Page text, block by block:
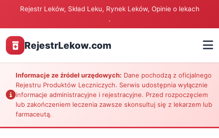
Rejestr Leków, Skład Leku, Rynek Leków, Opinie o lekach
.
RejestrLekow.com
Informacje ze źródeł urzędowych: Dane pochodzą z oficjalnego
Rejestru Produktów Leczniczych. Serwis udostępnia wyłącznie
informacje administracyjne i rejestracyjne. Przed rozpoczęciem
lub zakończeniem leczenia zawsze skonsultuj się z lekarzem lub
farmaceutą.